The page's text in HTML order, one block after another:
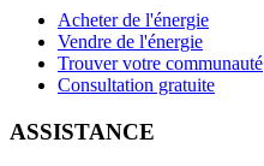
Acheter de l'énergie
Vendre de l'énergie
Trouver votre communauté
Consultation gratuite
ASSISTANCE